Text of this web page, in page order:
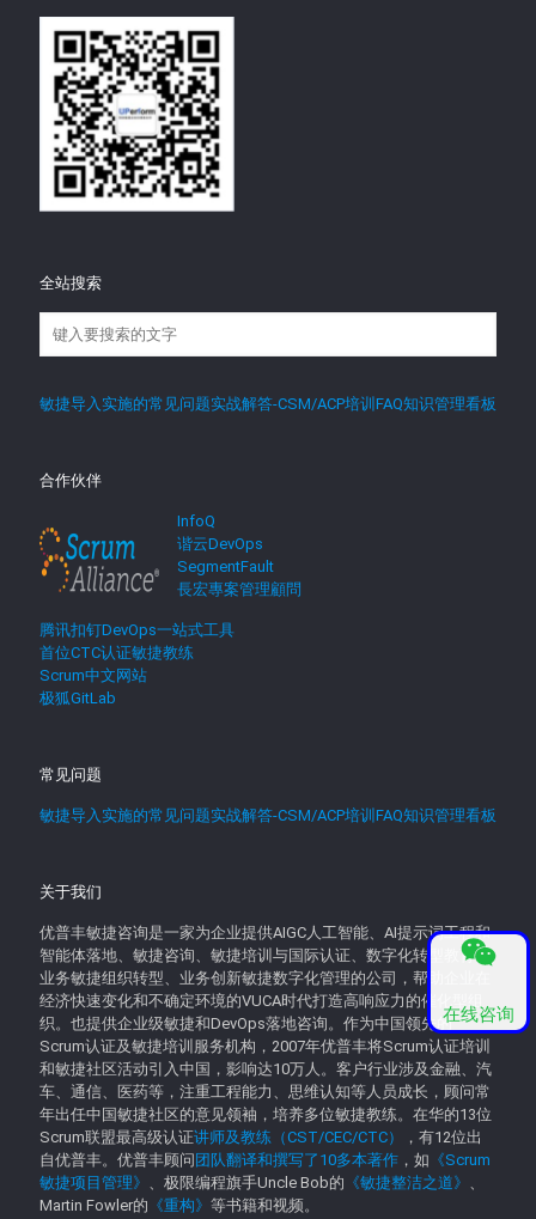
全站搜索
敏捷导入实施的常见问题实战解答-CSM/ACP培训FAQ知识管理看板
合作伙伴
InfoQ
谐云DevOps
SegmentFault
長宏專案管理顧問
腾讯扣钉DevOps一站式工具
首位CTC认证敏捷教练
Scrum中文网站
极狐GitLab
常见问题
敏捷导入实施的常见问题实战解答-CSM/ACP培训FAQ知识管理看板
关于我们
优普丰敏捷咨询是一家为企业提供AIGC人工智能、AI提示词工程和
智能体落地、敏捷咨询、敏捷培训与国际认证、数字化转型教育、
业务敏捷组织转型、业务创新敏捷数字化管理的公司，帮助企业在
经济快速变化和不确定环境的VUCA时代打造高响应力的催化型组
织。也提供企业级敏捷和DevOps落地咨询。作为中国领先的
Scrum认证及敏捷培训服务机构，2007年优普丰将Scrum认证培训
和敏捷社区活动引入中国，影响达10万人。客户行业涉及金融、汽
车、通信、医药等，注重工程能力、思维认知等人员成长，顾问常
年出任中国敏捷社区的意见领袖，培养多位敏捷教练。在华的13位
Scrum联盟最高级认证讲师及教练（CST/CEC/CTC）
，有12位出
自优普丰。优普丰顾问 团队翻译和撰写了10多本著作 ，如 《Scrum
敏捷项目管理》 、极限编程旗手Uncle Bob的 《敏捷整洁之道》 、
Martin Fowler的 《重构》 等书籍和视频。
在线咨询